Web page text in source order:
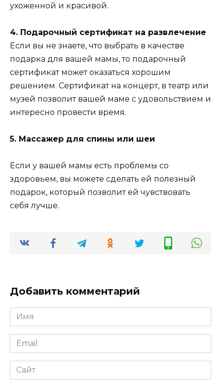
ухоженной и красивой.
4. Подарочный сертификат на развлечение
Если вы не знаете, что выбрать в качестве
подарка для вашей мамы, то подарочный
сертификат может оказаться хорошим
решением. Сертификат на концерт, в театр или
музей позволит вашей маме с удовольствием и
интересно провести время.
5. Массажер для спины или шеи
Если у вашей мамы есть проблемы со
здоровьем, вы можете сделать ей полезный
подарок, который позволит ей чувствовать
себя лучше.
Добавить комментарий
Имя
*
Email
*
Сайт